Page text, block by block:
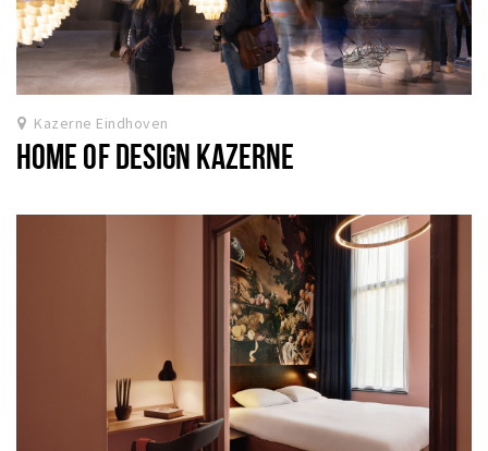
Kazerne Eindhoven
HOME OF DESIGN KAZERNE